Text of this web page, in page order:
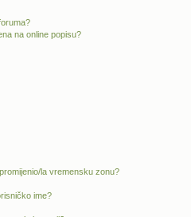
na online popisu?
la vremensku zonu?
ime?